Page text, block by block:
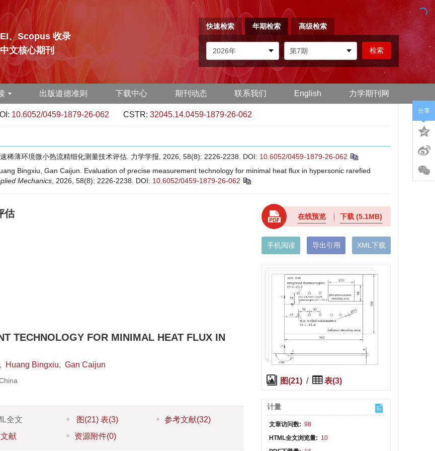
EI、Scopus 收录
中文核心期刊
快速检索 年期检索 高级检索
出版道德准则 下载中心 期刊动态 联系我们 English 力学期刊网
10.6052/0459-1879-26-062 CSTR: 32045.14.0459-1879-26-062
稀薄环境微小热流精细化测量技术评估. 力学学报, 2026, 58(8): 2226-2238. DOI: 10.6052/0459-1879-26-062
Bingxiu, Gan Caijun. Evaluation of precise measurement technology for minimal heat flux in hypersonic rarefied
Mechanics , 2026, 58(8): 2226-2238. DOI: 10.6052/0459-1879-26-062
估
TECHNOLOGY FOR MINIMAL HEAT FLUX IN
, Huang Bingxiu, Gan Caijun
全文 图 (21) 表(3) 参考文献(32)
献 资源附件(0)
在线预览 下载(5.1MB)
手机阅读 导出引用 XML下载
图(21) / 表(3)
计量
文章访问数: 98
HTML全文浏览量: 10
分享